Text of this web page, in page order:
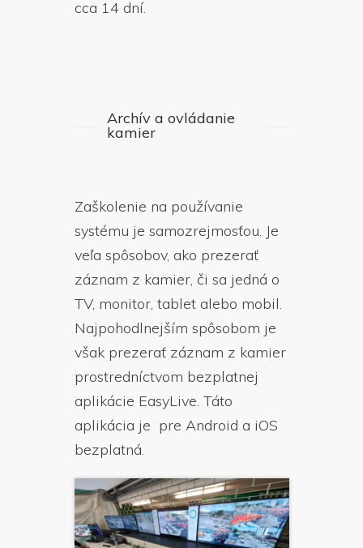
cca 14 dní.
Archív a ovládanie
kamier
Zaškolenie na používanie
systému je samozrejmosťou. Je
veľa spôsobov, ako prezerať
záznam z kamier, či sa jedná o
TV, monitor, tablet alebo mobil.
Najpohodlnejším spôsobom je
však prezerať záznam z kamier
prostredníctvom bezplatnej
aplikácie EasyLive. Táto
aplikácia je pre Android a iOS
bezplatná.